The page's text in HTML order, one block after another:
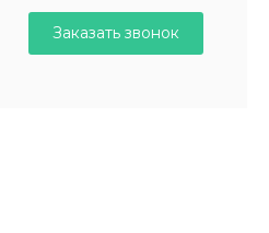
Заказать звонок